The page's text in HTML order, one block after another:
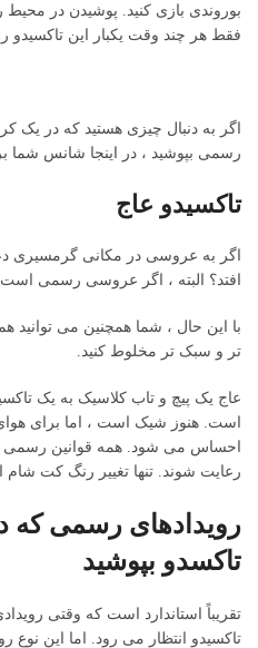
بوروندی بازی کنید. پوشیدن در محیط
فقط هر چند وقت یکبار این تاکسیدو
اگر به دنبال چیزی هستید که در یک
رسمی بپوشید ، در اینجا شانس
تاکسیدو عاج
اگر به عروسی در مکانی گرمسیری
افتد؟ البته ، اگر عروسی رسمی است
با این حال ، شما همچنین می توانید
تر و سبک تر مخلوط کنید.
عاج یک پیچ و تاب کلاسیک به یک
است. هنوز شیک است ، اما برای
احساس می شود. همه قوانین رسمی
رعایت شوند. تنها تغییر رنگ کت شام
رویدادهای رسمی که
تاکسدو بپوشید
تقریباً استاندارد است که وقتی
تاکسیدو انتظار می رود. اما این نوع